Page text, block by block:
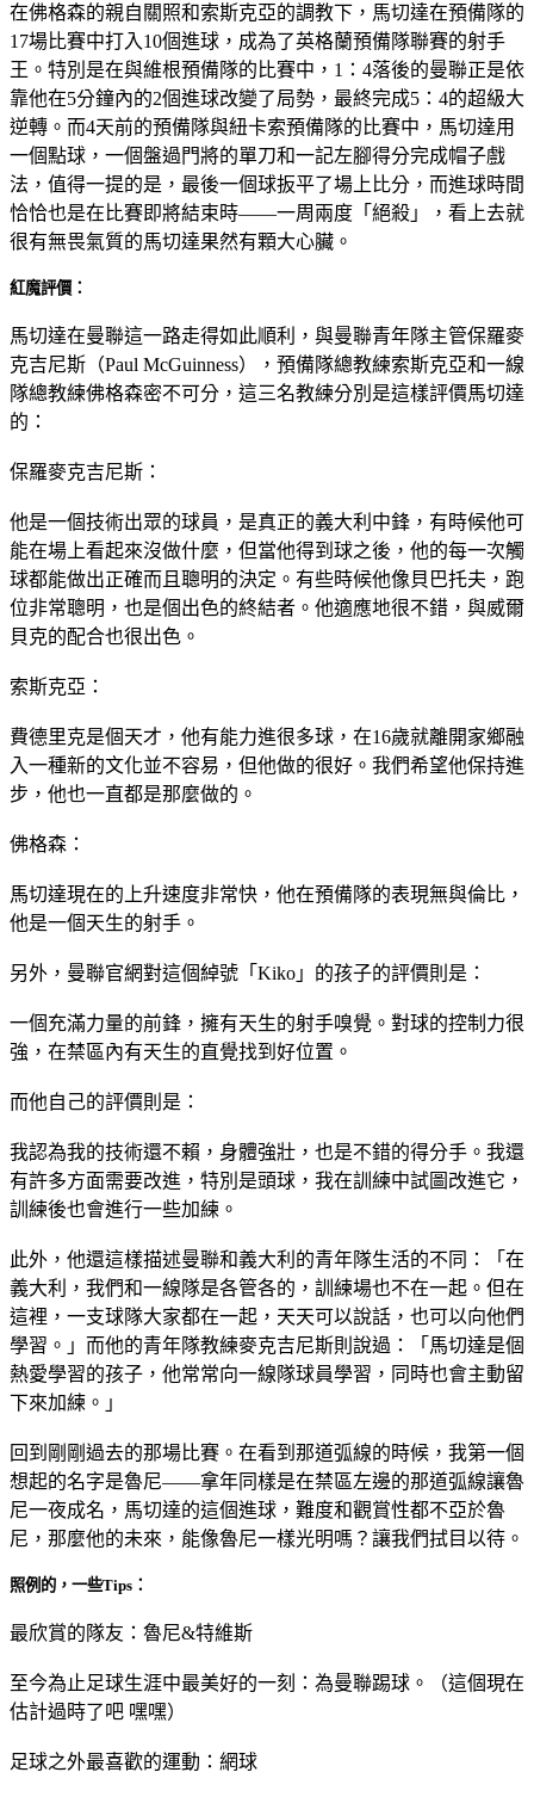
在佛格森的親自關照和索斯克亞的調教下，馬切達在預備隊的
17場比賽中打入10個進球，成為了英格蘭預備隊聯賽的射手
王。特別是在與維根預備隊的比賽中，1：4落後的曼聯正是依
靠他在5分鐘內的2個進球改變了局勢，最終完成5：4的超級大
逆轉。而4天前的預備隊與紐卡索預備隊的比賽中，馬切達用
一個點球，一個盤過門將的單刀和一記左腳得分完成帽子戲
法，值得一提的是，最後一個球扳平了場上比分，而進球時間
恰恰也是在比賽即將結束時——一周兩度「絕殺」，看上去就
很有無畏氣質的馬切達果然有顆大心臟。
紅魔評價：
馬切達在曼聯這一路走得如此順利，與曼聯青年隊主管保羅麥
克吉尼斯（Paul McGuinness），預備隊總教練索斯克亞和一線
隊總教練佛格森密不可分，這三名教練分別是這樣評價馬切達
的：
保羅麥克吉尼斯：
他是一個技術出眾的球員，是真正的義大利中鋒，有時候他可
能在場上看起來沒做什麼，但當他得到球之後，他的每一次觸
球都能做出正確而且聰明的決定。有些時候他像貝巴托夫，跑
位非常聰明，也是個出色的終結者。他適應地很不錯，與威爾
貝克的配合也很出色。
索斯克亞：
費德里克是個天才，他有能力進很多球，在16歲就離開家鄉融
入一種新的文化並不容易，但他做的很好。我們希望他保持進
步，他也一直都是那麼做的。
佛格森：
馬切達現在的上升速度非常快，他在預備隊的表現無與倫比，
他是一個天生的射手。
另外，曼聯官網對這個綽號「Kiko」的孩子的評價則是：
一個充滿力量的前鋒，擁有天生的射手嗅覺。對球的控制力很
強，在禁區內有天生的直覺找到好位置。
而他自己的評價則是：
我認為我的技術還不賴，身體強壯，也是不錯的得分手。我還
有許多方面需要改進，特別是頭球，我在訓練中試圖改進它，
訓練後也會進行一些加練。
此外，他還這樣描述曼聯和義大利的青年隊生活的不同：「在
義大利，我們和一線隊是各管各的，訓練場也不在一起。但在
這裡，一支球隊大家都在一起，天天可以說話，也可以向他們
學習。」而他的青年隊教練麥克吉尼斯則說過：「馬切達是個
熱愛學習的孩子，他常常向一線隊球員學習，同時也會主動留
下來加練。」
回到剛剛過去的那場比賽。在看到那道弧線的時候，我第一個
想起的名字是魯尼——拿年同樣是在禁區左邊的那道弧線讓魯
尼一夜成名，馬切達的這個進球，難度和觀賞性都不亞於魯
尼，那麼他的未來，能像魯尼一樣光明嗎？讓我們拭目以待。
照例的，一些Tips：
最欣賞的隊友：魯尼&特維斯
至今為止足球生涯中最美好的一刻：為曼聯踢球。（這個現在
估計過時了吧 嘿嘿）
足球之外最喜歡的運動：網球